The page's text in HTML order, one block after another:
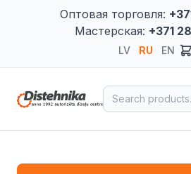
Оптовая торговля:
Мастерская: +371
LV RU EN
Search for: